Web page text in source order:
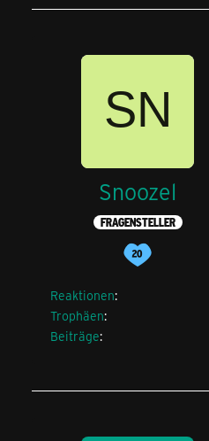
Snoozel
FRAGENSTELLER
Reaktionen
Trophäen
Beiträge